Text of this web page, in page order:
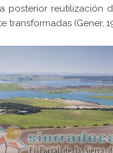
posterior reutilización
transformadas (Gener,